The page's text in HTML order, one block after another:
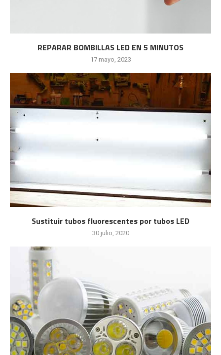
REPARAR BOMBILLAS LED EN 5 MINUTOS
17 mayo, 2023
Sustituir tubos fluorescentes por tubos LED
30 julio, 2020